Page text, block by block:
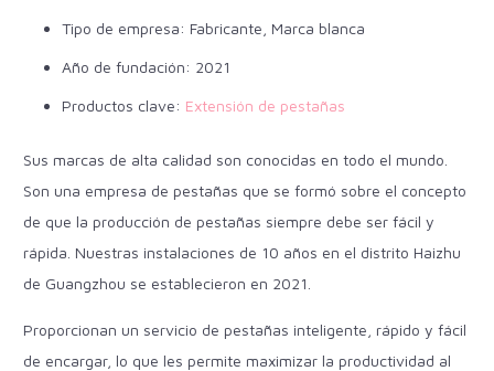
Tipo de empresa: Fabricante, Marca blanca
Año de fundación: 2021
Productos clave: Extensión de pestañas
Sus marcas de alta calidad son conocidas en todo el mundo.
Son una empresa de pestañas que se formó sobre el concepto
de que la producción de pestañas siempre debe ser fácil y
rápida. Nuestras instalaciones de 10 años en el distrito Haizhu
de Guangzhou se establecieron en 2021.
Proporcionan un servicio de pestañas inteligente, rápido y fácil
de encargar, lo que les permite maximizar la productividad al